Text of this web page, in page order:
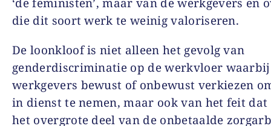
die dit soort werk te weinig valoriseren.
De loonkloof is niet alleen het gevolg van
genderdiscriminatie op de werkvloer waarbij
werkgevers bewust of onbewust verkiezen
in dienst te nemen, maar ook van het feit
het overgrote deel van de onbetaalde